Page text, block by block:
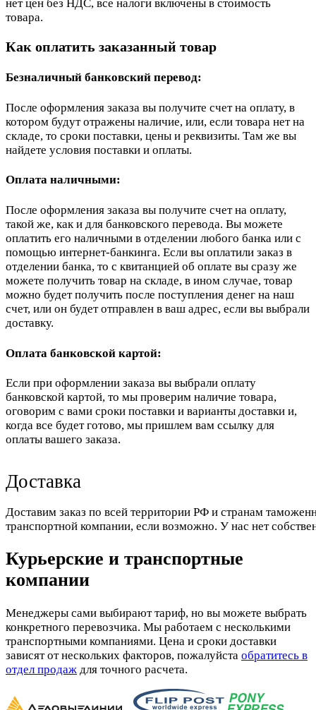
нет цен без НДС, все налоги включены в стоимость
товара.
Как оплатить заказанный товар
Безналичный банковский перевод:
После оформления заказа вы получите счет на оплату, в
котором будут отражены наличие, или, если товара нет на
складе, то сроки поставки, цены и реквизиты. Там же вы
найдете условия поставки и оплаты.
Оплата наличными:
После оформления заказа вы получите счет на оплату,
такой же, как и для банковского перевода. Вы можете
оплатить его наличными в отделении любого банка или с
помощью интернет-банкинга. Если вы оплатили заказ в
отделении банка, то с квитанцией об оплате вы сразу же
можете получить товар на складе, в ином случае, товар
можно будет получить после поступления денег на наш
счет, или он будет отправлен в ваш адрес, если вы выбрали
доставку.
Оплата банковской картой:
Если при оформлении заказа вы выбрали оплату
банковской картой, то мы проверим наличие товара,
оговорим с вами сроки поставки и варианты доставки и,
когда все будет готово, мы пришлем вам ссылку для
оплаты вашего заказа.
Доставка
Доставим заказ по всей территории РФ и странам
транспортной компании, если возможно. У нас нет
Курьерские и транспортные
компании
Менеджеры сами выбирают тариф, но вы можете выбрать
конкретного перевозчика. Мы работаем с несколькими
транспортными компаниями. Цена и сроки доставки
зависят от нескольких факторов, пожалуйста обратитесь в
отдел продаж для точного расчета.